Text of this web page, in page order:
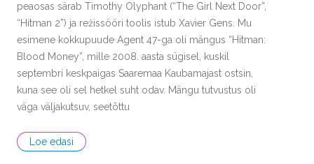
peaosas särab Timothy Olyphant (“The Girl Next Door”,
“Hitman 2”) ja režissööri toolis istub Xavier Gens. Mu
esimene kokkupuude Agent 47-ga oli mängus “Hitman:
Blood Money”, mille 2008. aasta sügisel, kuskil
septembri keskpaigas Saaremaa Kaubamajast ostsin,
kuna see oli sel hetkel suht odav. Mängu tutvustus oli
väga väljakutsuv, seetõttu
Loe edasi